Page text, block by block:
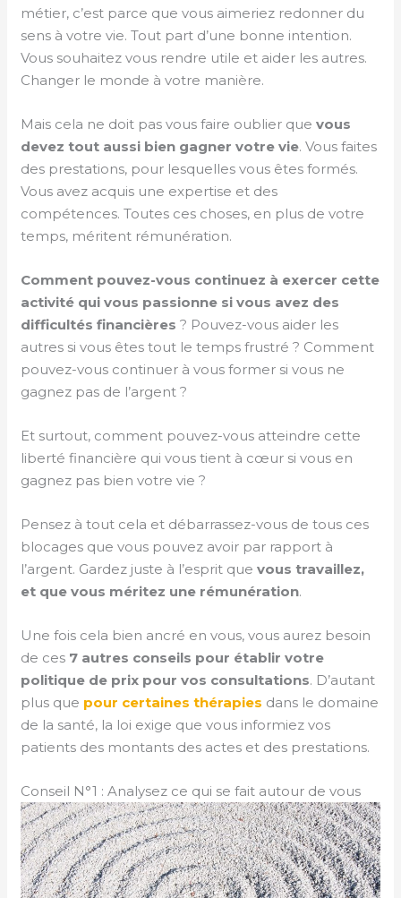
métier, c’est parce que vous aimeriez redonner du
sens à votre vie. Tout part d’une bonne intention.
Vous souhaitez vous rendre utile et aider les autres.
Changer le monde à votre manière.
Mais cela ne doit pas vous faire oublier quevous
devez tout aussi bien gagner votre vie. Vous faites
des prestations, pour lesquelles vous êtes formés.
Vous avez acquis une expertise et des
compétences. Toutes ces choses, en plus de votre
temps, méritent rémunération.
Comment pouvez-vous continuez à exercer cette
activité qui vous passionne si vous avez des
difficultés financières ? Pouvez-vous aider les
autres si vous êtes tout le temps frustré ? Comment
pouvez-vous continuer à vous former si vous ne
gagnez pas de l’argent ?
Et surtout, comment pouvez-vous atteindre cette
liberté financière qui vous tient à cœur si vous en
gagnez pas bien votre vie ?
Pensez à tout cela et débarrassez-vous de tous ces
blocages que vous pouvez avoir par rapport à
l’argent. Gardez juste à l’esprit quevous travaillez,
et que vous méritez une rémunération.
Une fois cela bien ancré en vous, vous aurez besoin
de ces 7 autres conseils pour établir votre
politique de prix pour vos consultations. D’autant
plus que pour certaines thérapies dans le domaine
de la santé, la loi exige que vous informiez vos
patients des montants des actes et des prestations.
Conseil N°1 : Analysez ce qui se fait autour de vous